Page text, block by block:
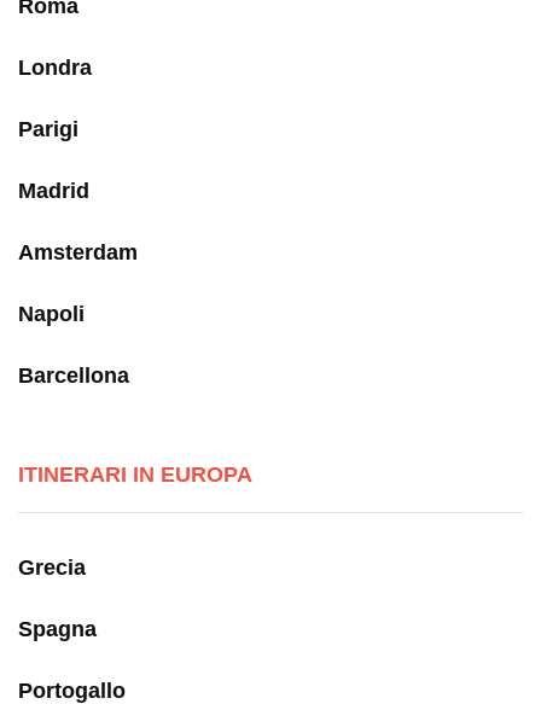
Roma
Londra
Parigi
Madrid
Amsterdam
Napoli
Barcellona
ITINERARI IN EUROPA
Grecia
Spagna
Portogallo